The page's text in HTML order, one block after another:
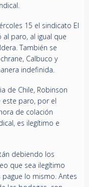
15 el sindicato El
al paro, al igual que
También se
Calbuco y
indefinida.
de Chile, Robinson
este paro, por el
de colación
es ilegítimo e
debiendo los
que sea ilegítimo
lo mismo. Antes